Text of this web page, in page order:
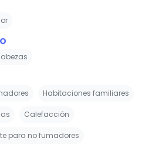
Habitaciones familiares
Calefacción
para no fumadores